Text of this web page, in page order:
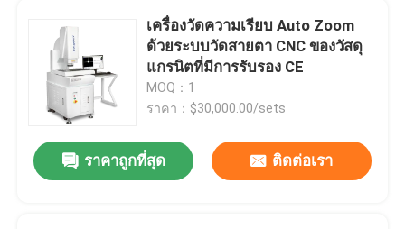
บ้าน
เครื่องวัดความเรียบ Auto Zoom
ด้วยระบบวัดสายตา CNC ของวัสดุ
แกรนิตที่มีการรับรอง CE
MOQ：1
ราคา：$30,000.00/sets
ราคาถูกที่สุด ติดต่อเรา